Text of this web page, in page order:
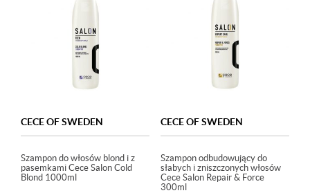
CECE OF SWEDEN
Szampon do włosów blond i z
pasemkami Cece Salon Cold
Blond 1000ml
CECE OF SWEDEN
Szampon odbudowujący do
słabych i zniszczonych włosów
Cece Salon Repair & Force
300ml